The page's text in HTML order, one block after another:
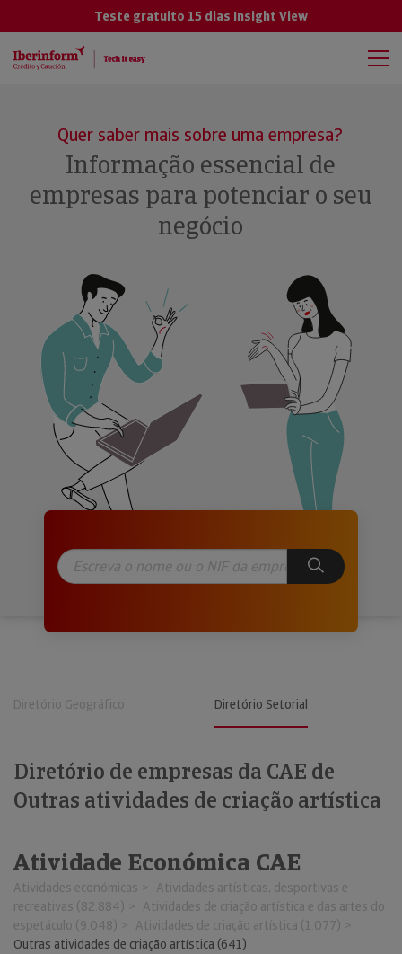
Teste gratuito 15 dias Insight View
Quer saber mais sobre uma empresa?
Informação essencial de
empresas para potenciar o seu
negócio
Diretório Geográfico Diretório Setorial
Diretório de empresas da CAE de
Outras atividades de criação artística
Atividade Económica CAE
Atividades económicas
Atividades artísticas, desportivas e
recreativas (82.884)
Atividades de criação artística e das artes do
espetáculo (9.048)
Atividades de criação artística (1.077)
Outras atividades de criação artística (641)